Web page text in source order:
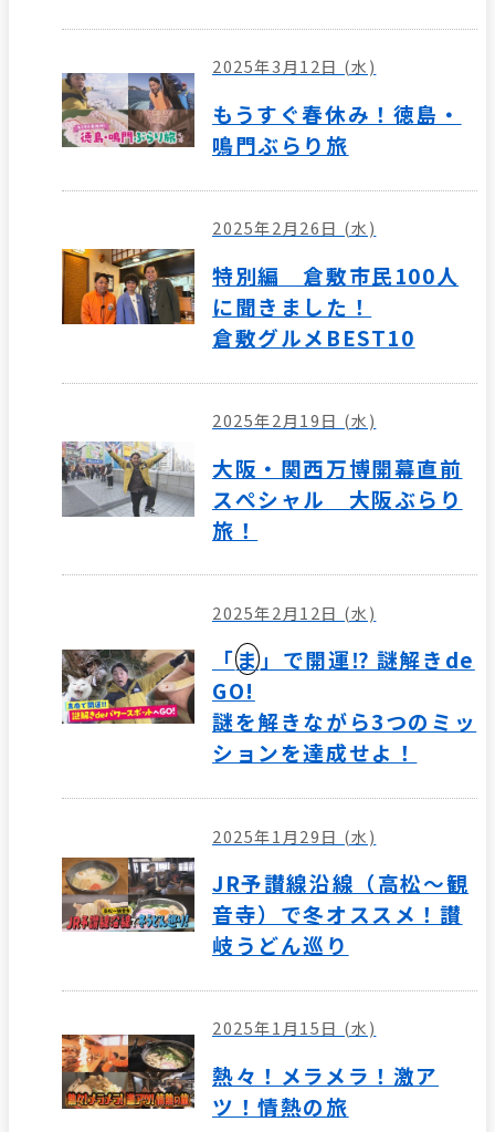
2025年3月12日 (水)
もうすぐ春休み！徳島・
鳴門ぶらり旅
2025年2月26日 (水)
特別編 倉敷市民100人
に聞きました！
倉敷グルメBEST10
2025年2月19日 (水)
大阪・関西万博開幕直前
スぺシャル 大阪ぶらり
旅！
2025年2月12日 (水)
「ま」で開運⁉ 謎解きde
GO!
謎を解きながら3つのミッ
ションを達成せよ！
2025年1月29日 (水)
JR予讃線沿線（高松～観
音寺）で冬オススメ！讃
岐うどん巡り
2025年1月15日 (水)
熱々！メラメラ！激ア
ツ！情熱の旅